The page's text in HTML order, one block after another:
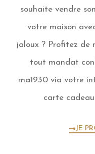
souhaite vendre
votre maison
jaloux ? Profitez de
tout mandat
ma1930 via votre
carte
JE